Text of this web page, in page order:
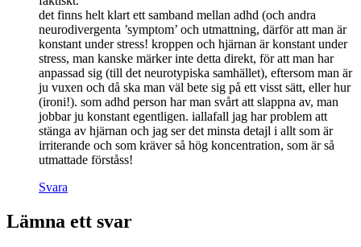
det finns helt klart ett samband mellan adhd (och andra
neurodivergenta ’symptom’ och utmattning, därför att man är
konstant under stress! kroppen och hjärnan är konstant under
stress, man kanske märker inte detta direkt, för att man har
anpassad sig (till det neurotypiska samhället), eftersom man är
ju vuxen och då ska man väl bete sig på ett visst sätt, eller hur
(ironi!). som adhd person har man svårt att slappna av, man
jobbar ju konstant egentligen. iallafall jag har problem att
stänga av hjärnan och jag ser det minsta detajl i allt som är
irriterande och som kräver så hög koncentration, som är så
utmattade förståss!
Svara
Lämna ett svar